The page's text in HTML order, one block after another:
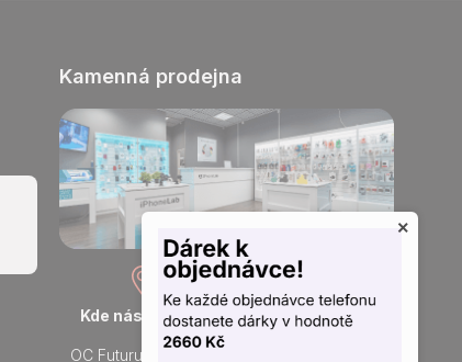
Kamenná prodejna
Kde nás najdete
OC Futurum Ostrava
Otevřeno každý den
×